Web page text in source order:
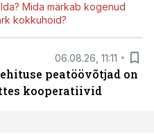
Mida märkab kogenud
kokkuhoid?
06.08.26, 11:11
peatöövõtjad on
kooperatiivid